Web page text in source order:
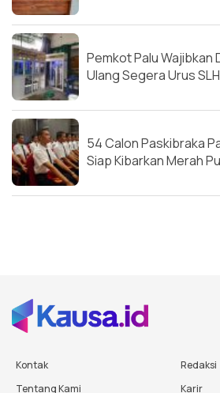
Pemkot Palu Wajibkan
Ulang Segera Urus
54 Calon Paskibraka
Siap Kibarkan Merah
Kontak
Redaksi
Tentang Kami
Karir